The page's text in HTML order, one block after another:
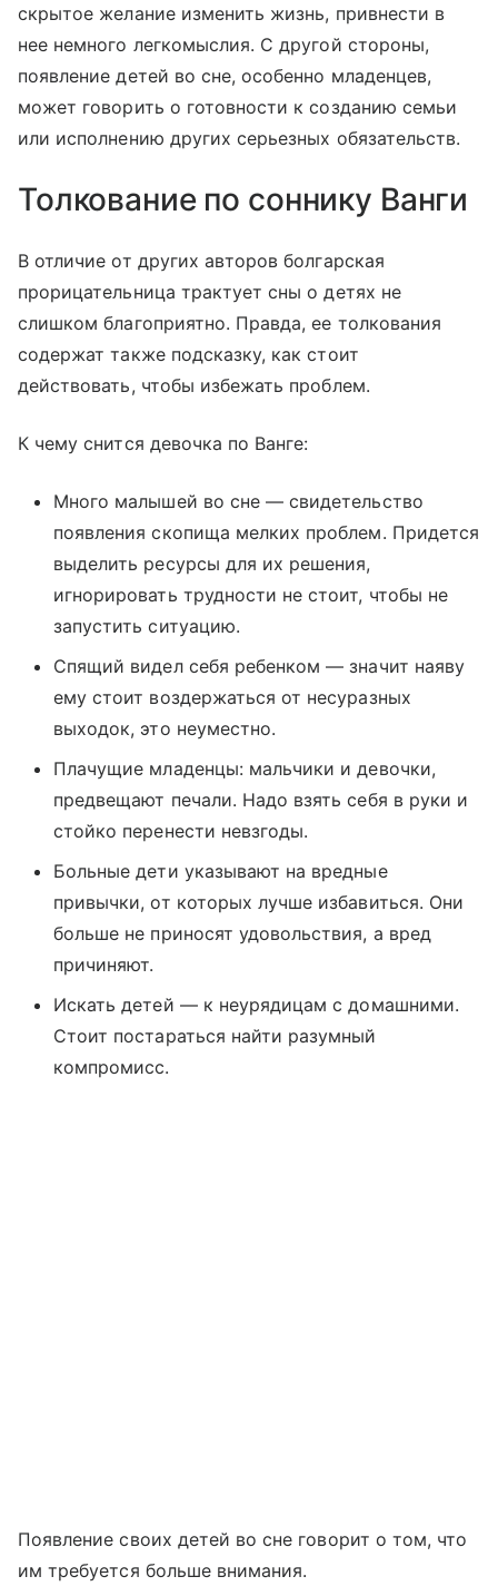
скрытое желание изменить жизнь, привнести в
нее немного легкомыслия. С другой стороны,
появление детей во сне, особенно младенцев,
может говорить о готовности к созданию семьи
или исполнению других серьезных обязательств.
Толкование по соннику Ванги
В отличие от других авторов болгарская
прорицательница трактует сны о детях не
слишком благоприятно. Правда, ее толкования
содержат также подсказку, как стоит
действовать, чтобы избежать проблем.
К чему снится девочка по Ванге:
Много малышей во сне — свидетельство
появления скопища мелких проблем. Придется
выделить ресурсы для их решения,
игнорировать трудности не стоит, чтобы не
запустить ситуацию.
Спящий видел себя ребенком — значит наяву
ему стоит воздержаться от несуразных
выходок, это неуместно.
Плачущие младенцы: мальчики и девочки,
предвещают печали. Надо взять себя в руки и
стойко перенести невзгоды.
Больные дети указывают на вредные
привычки, от которых лучше избавиться. Они
больше не приносят удовольствия, а вред
причиняют.
Искать детей — к неурядицам с домашними.
Стоит постараться найти разумный
компромисс.
Появление своих детей во сне говорит о том, что
им требуется больше внимания.